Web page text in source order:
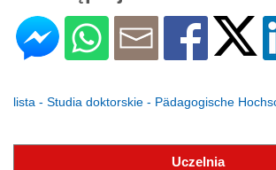
lista - Studia doktorskie - Pädagogische
Uczelnia